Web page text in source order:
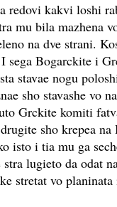
redovi kakvi loshi
mu bila mazhena
na dve strani.
sega Bogarckite i
stavae nogu
sho stavashe vo
Grckite komiti
sho krepea
isto i tia mu ga
lugieto da odat
stretat vo